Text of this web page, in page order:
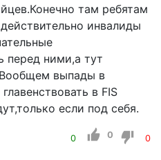
там ребятам
инвалиды
перед ними,а тут
выпады в
в FIS
если под себя.
0 0 0